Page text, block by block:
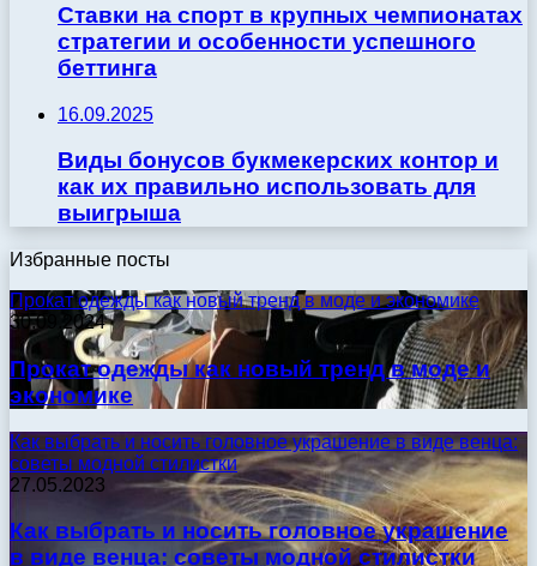
Ставки на спорт в крупных чемпионатах
стратегии и особенности успешного
беттинга
16.09.2025
Виды бонусов букмекерских контор и
как их правильно использовать для
выигрыша
Избранные посты
Прокат одежды как новый тренд в моде и экономике
30.09.2024
Прокат одежды как новый тренд в моде и
экономике
Как выбрать и носить головное украшение в виде венца:
советы модной стилистки
27.05.2023
Как выбрать и носить головное украшение
в виде венца: советы модной стилистки